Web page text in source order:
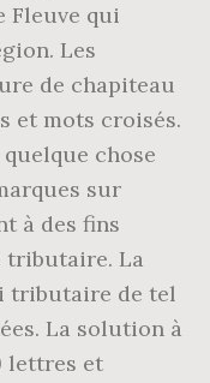
Fleuve qui
Les
de chapiteau
et mots croisés.
chose
sur
à des fins
tributaire. La
tributaire de tel
La solution à
lettres et